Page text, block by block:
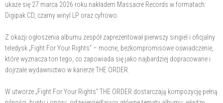
ukaże się 27 marca 2026 roku nakładem Massacre Records w formatach:
Digipak CD, czarny winyl LP oraz cyfrowo.
Z okazji ogłoszenia albumu zespół zaprezentował pierwszy singiel i oficjalny
teledysk „Fight For Your Rights” – mocne, bezkompromisowe oświadczenie,
które wyznacza ton tego, co zapowiada się jako najbardziej dopracowane i
dojrzałe wydawnictwo w karierze THE ORDER.
W utworze „Fight For Your Rights” THE ORDER dostarczają kompozycję pełną